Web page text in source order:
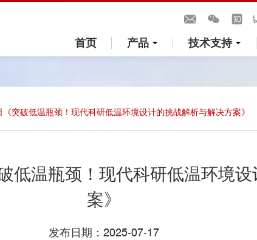
首页 产品 技术支持
突破低温瓶颈！现代科研低温环境设计的挑战解析与解决方案》
低温瓶颈！现代科研低温环境
案》
发布日期：2025-07-17